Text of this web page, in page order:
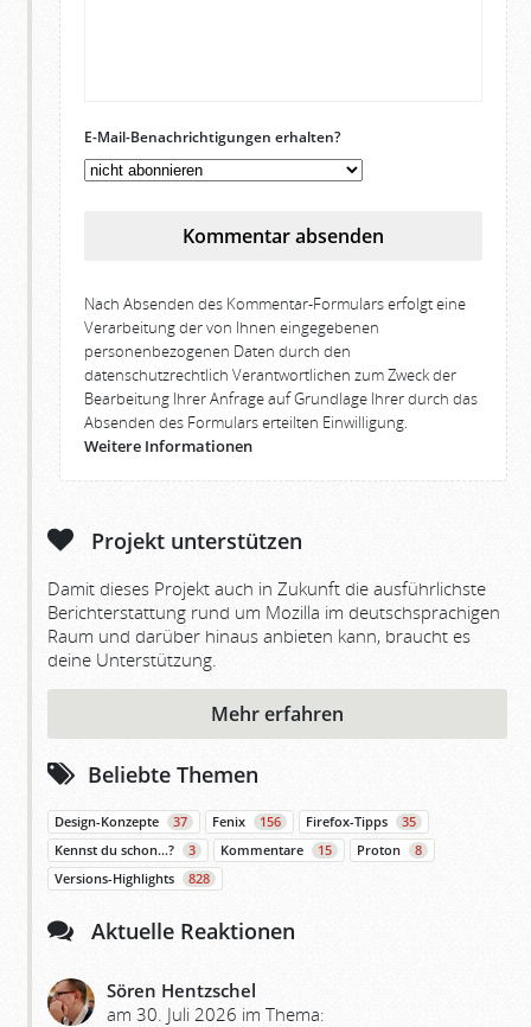
E-Mail-Benachrichtigungen erhalten?
Kommentar absenden
Nach Absenden des Kommentar-Formulars erfolgt eine
Verarbeitung der von Ihnen eingegebenen
personenbezogenen Daten durch den
datenschutzrechtlich Verantwortlichen zum Zweck der
Bearbeitung Ihrer Anfrage auf Grundlage Ihrer durch das
Absenden des Formulars erteilten Einwilligung.
Weitere Informationen
Projekt unterstützen
Damit dieses Projekt auch in Zukunft die ausführlichste
Berichterstattung rund um Mozilla im deutschsprachigen
Raum und darüber hinaus anbieten kann, braucht es
deine Unterstützung.
Mehr erfahren
Beliebte Themen
Design-Konzepte 37 Fenix 156 Firefox-Tipps
35
Kennst du schon…?
3 Kommentare 15 Proton
8
Versions-Highlights
828
Aktuelle Reaktionen
Sören Hentzschel
am 30. Juli 2026 im Thema: